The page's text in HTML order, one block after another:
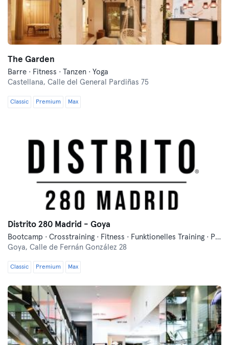
The Garden
Barre · Fitness · Tanzen · Yoga
Castellana, Calle del General Pardiñas 75
Classic Premium Max
Distrito 280 Madrid - Goya
Bootcamp · Crosstraining · Fitness · Funktionelles Training · Pilates
Goya, Calle de Fernán González 28
Classic Premium Max